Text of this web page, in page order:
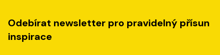
Odebírat newsletter pro pravidelný přísun
inspirace